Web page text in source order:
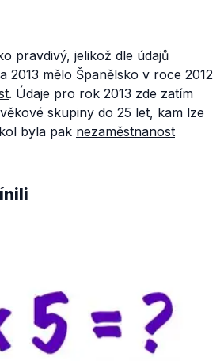
pravdivý, jelikož dle údajů
2013 mělo Španělsko v roce 2012
. Údaje pro rok 2013 zde zatím
skupiny do 25 let, kam lze
byla pak nezaměstnanost